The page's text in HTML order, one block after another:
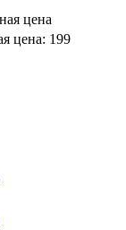
цена
цена: 199